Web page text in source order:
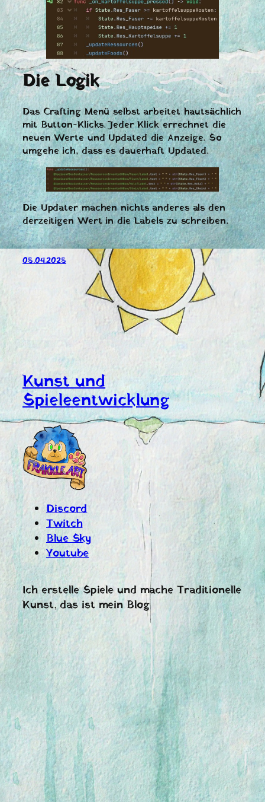
Die Logik
Das Crafting Menü selbst arbeitet hautsächlich
mit Button-Klicks. Jeder Klick errechnet die
neuen Werte und Updated die Anzeige. So
umgehe ich, dass es dauerhaft Updated.
Die Updater machen nichts anderes als den
derzeitigen Wert in die Labels zu schreiben.
05.04.2025
Kunst und
Spieleentwicklung
Discord
Twitch
Blue Sky
Youtube
Ich erstelle Spiele und mache Traditionelle
Kunst, das ist mein Blog